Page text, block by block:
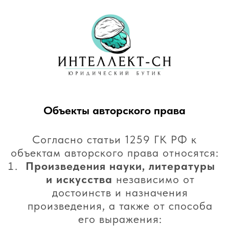
Объекты авторского права
Согласно статьи 1259 ГК РФ к
объектам авторского права относятся:
Произведения науки, литературы
и искусства независимо от
достоинств и назначения
произведения, а также от способа
его выражения: